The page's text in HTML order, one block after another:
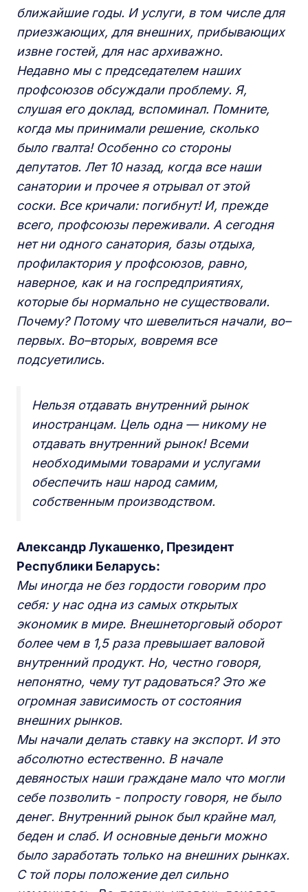
ближайшие годы. И услуги, в том числе для
приезжающих, для внешних, прибывающих
извне гостей, для нас архиважно.
Недавно мы с председателем наших
профсоюзов обсуждали проблему. Я,
слушая его доклад, вспоминал. Помните,
когда мы принимали решение, сколько
было гвалта! Особенно со стороны
депутатов. Лет 10 назад, когда все наши
санатории и прочее я отрывал от этой
соски. Все кричали: погибнут! И, прежде
всего, профсоюзы переживали. А сегодня
нет ни одного санатория, базы отдыха,
профилактория у профсоюзов, равно,
наверное, как и на госпредприятиях,
которые бы нормально не существовали.
Почему? Потому что шевелиться начали, во–
первых. Во–вторых, вовремя все
подсуетились.
Нельзя отдавать внутренний рынок
иностранцам. Цель одна — никому не
отдавать внутренний рынок! Всеми
необходимыми товарами и услугами
обеспечить наш народ самим,
собственным производством.
Александр Лукашенко, Президент
Республики Беларусь:
Мы иногда не без гордости говорим про
себя: у нас одна из самых открытых
экономик в мире. Внешнеторговый оборот
более чем в 1,5 раза превышает валовой
внутренний продукт. Но, честно говоря,
непонятно, чему тут радоваться? Это же
огромная зависимость от состояния
внешних рынков.
Мы начали делать ставку на экспорт. И это
абсолютно естественно. В начале
девяностых наши граждане мало что могли
себе позволить - попросту говоря, не было
денег. Внутренний рынок был крайне мал,
беден и слаб. И основные деньги можно
было заработать только на внешних рынках.
С той поры положение дел сильно